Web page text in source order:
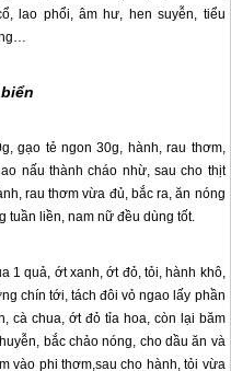
lao phổi, âm hư, hen suyễn, tiểu
gạo tẻ ngon 30g, hành, rau thơm,
nấu thành cháo nhừ, sau cho thịt
rau thơm vừa đủ, bắc ra, ăn nóng
tuần liền, nam nữ đều dùng tốt.
1 quả, ớt xanh, ớt đỏ, tỏi, hành khô,
chín tới, tách đôi vỏ ngao lấy phần
cà chua, ớt đỏ tỉa hoa, còn lại băm
bắc chảo nóng, cho dầu ăn và
vào phi thơm,sau cho hành, tỏi vừa